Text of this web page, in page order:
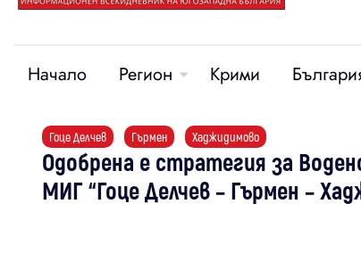
Начало Регион Крими
Гоце Делчев Гърмен Хаджидимово
Одобрена е стратегия за
МИГ “Гоце Делчев – Гърмен –